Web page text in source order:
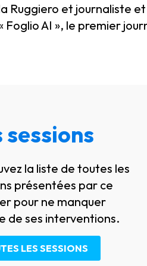
Ruggiero et journaliste
Foglio AI », le premier
sessions
la liste de toutes les
présentées par ce
pour ne manquer
de ses interventions.
LES SESSIONS